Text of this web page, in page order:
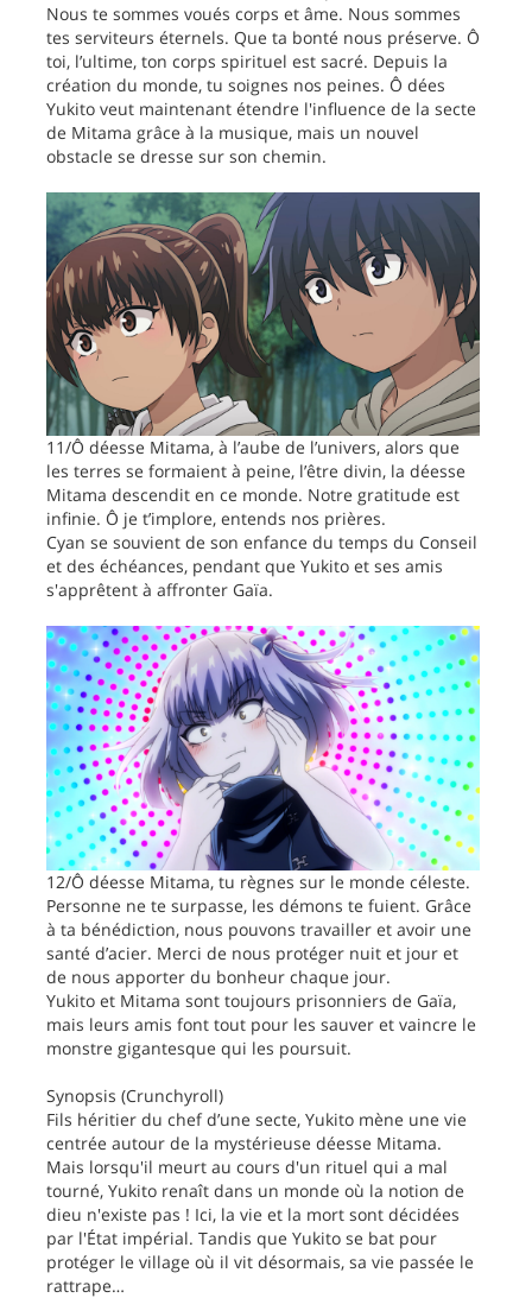
Nous te sommes voués corps et âme. Nous sommes
tes serviteurs éternels. Que ta bonté nous préserve. Ô
toi, l’ultime, ton corps spirituel est sacré. Depuis la
création du monde, tu soignes nos peines. Ô dées
Yukito veut maintenant étendre l'influence de la secte
de Mitama grâce à la musique, mais un nouvel
obstacle se dresse sur son chemin.
11/Ô déesse Mitama, à l’aube de l’univers, alors que
les terres se formaient à peine, l’être divin, la déesse
Mitama descendit en ce monde. Notre gratitude est
infinie. Ô je t’implore, entends nos prières.
Cyan se souvient de son enfance du temps du Conseil
et des échéances, pendant que Yukito et ses amis
s'apprêtent à affronter Gaïa.
12/Ô déesse Mitama, tu règnes sur le monde céleste.
Personne ne te surpasse, les démons te fuient. Grâce
à ta bénédiction, nous pouvons travailler et avoir une
santé d’acier. Merci de nous protéger nuit et jour et
de nous apporter du bonheur chaque jour.
Yukito et Mitama sont toujours prisonniers de Gaïa,
mais leurs amis font tout pour les sauver et vaincre le
monstre gigantesque qui les poursuit.
Synopsis (Crunchyroll)
Fils héritier du chef d’une secte, Yukito mène une vie
centrée autour de la mystérieuse déesse Mitama.
Mais lorsqu'il meurt au cours d'un rituel qui a mal
tourné, Yukito renaît dans un monde où la notion de
dieu n'existe pas ! Ici, la vie et la mort sont décidées
par l'État impérial. Tandis que Yukito se bat pour
protéger le village où il vit désormais, sa vie passée le
rattrape…